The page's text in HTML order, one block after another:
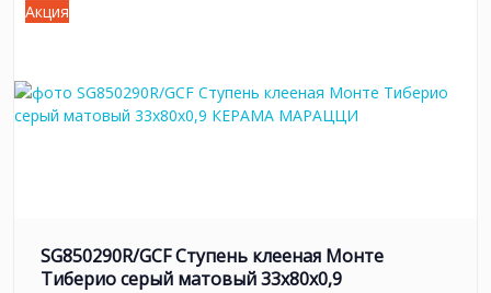
Акция
SG850290R/GCF Ступень клееная Монте
Тиберио серый матовый 33x80x0,9